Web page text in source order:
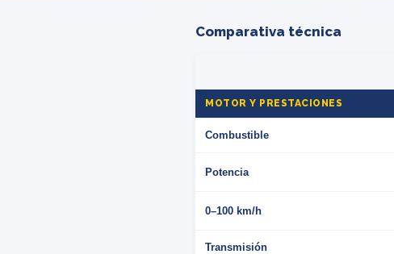
Comparativa técnica
MOTOR Y PRESTACIONES
Combustible
Potencia
0–100 km/h
Transmisión